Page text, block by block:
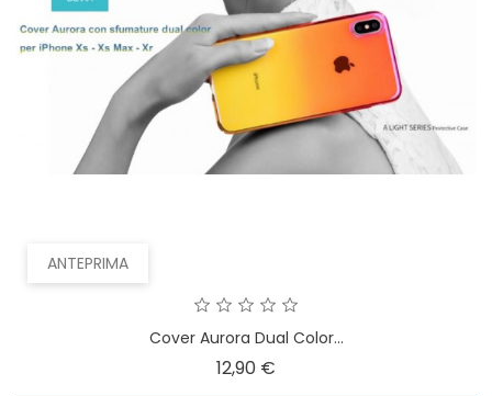
ANTEPRIMA
Cover Aurora Dual Color...
12,90 €